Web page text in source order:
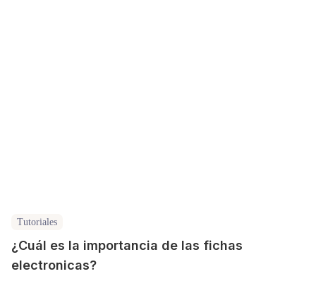
Tutoriales
¿Cuál es la importancia de las fichas
electronicas?